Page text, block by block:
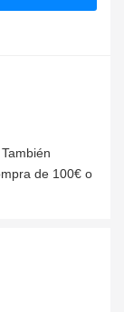
de 100€ o